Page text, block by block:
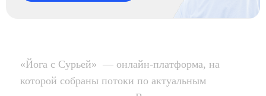
«Йога с Сурьей» — онлайн-платформа, на
которой собраны потоки по актуальным